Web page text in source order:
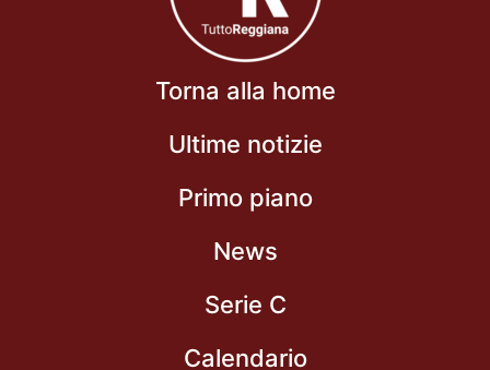
Torna alla home
Ultime notizie
Primo piano
News
Serie C
Calendario